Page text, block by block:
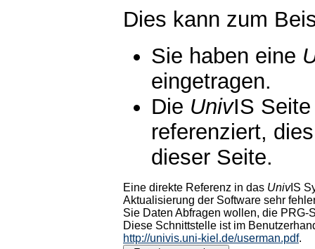
Dies kann zum
Sie haben eine
eingetragen.
Die UnivIS
referenziert,
dieser Seite.
Eine direkte Referenz in das UnivIS
Aktualisierung der Software sehr
Sie Daten Abfragen wollen, die PRG-
Diese Schnittstelle ist im
http://univis.uni-kiel.de/userman.pdf.